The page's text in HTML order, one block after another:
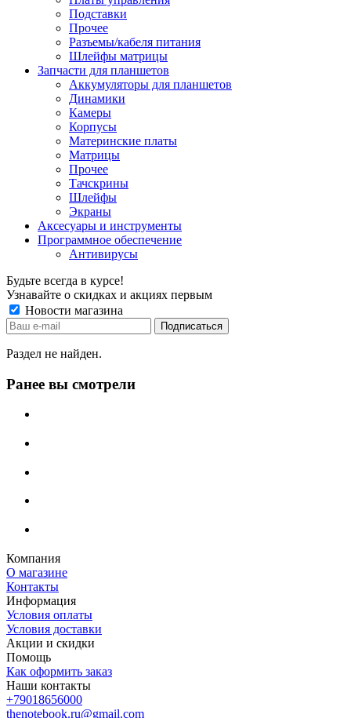
Подставки
Прочее
Разъемы/кабеля питания
Шлейфы матрицы
Запчасти для планшетов
Аккумуляторы для планшетов
Динамики
Камеры
Корпусы
Материнские платы
Матрицы
Прочее
Тачскрины
Шлейфы
Экраны
Аксесуары и инструменты
Программное обеспечение
Антивирусы
Будьте всегда в курсе!
Узнавайте о скидках и акциях первым
Новости магазина
Раздел не найден.
Ранее вы смотрели
Компания
О магазине
Контакты
Информация
Условия оплаты
Условия доставки
Акции и скидки
Помощь
Как оформить заказ
Наши контакты
+79018656000
thenotebook.ru@gmail.com